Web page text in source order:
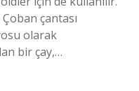
çantası
olarak
bir çay,…